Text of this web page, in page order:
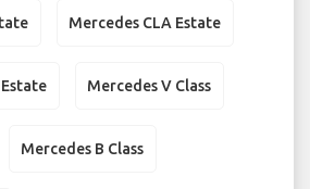
Mercedes CLA Estate
Estate Mercedes V Class
Mercedes B Class